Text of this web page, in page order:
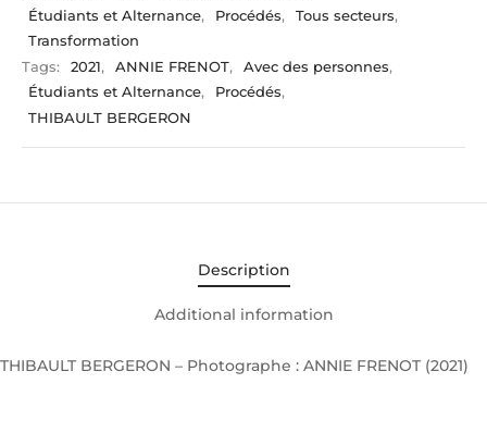
Étudiants et Alternance, Procédés, Tous secteurs,
Transformation
Tags:
2021, ANNIE FRENOT, Avec des personnes,
Étudiants et Alternance, Procédés,
THIBAULT BERGERON
Description
Additional information
THIBAULT BERGERON – Photographe : ANNIE FRENOT (2021)